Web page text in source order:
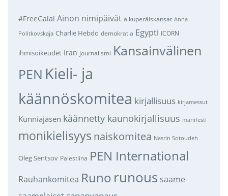
#FreeGalal Ainon nimipäivät alkuperäiskansat Anna
Politkovskaja Charlie Hebdo demokratia Egypti ICORN
ihmisoikeudet Iran journalismi Kansainvälinen
PEN Kieli- ja
käännöskomitea kirjallisuus kirjamessut
Kunniajäsen käännetty kaunokirjallisuus manifesti
monikielisyys naiskomitea Nasrin Sotoudeh
Oleg Sentsov Palestiina PEN International
Rauhankomitea Runo runous saame